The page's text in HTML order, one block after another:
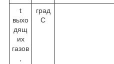
t
выхо
дящ
их
газов
град
С